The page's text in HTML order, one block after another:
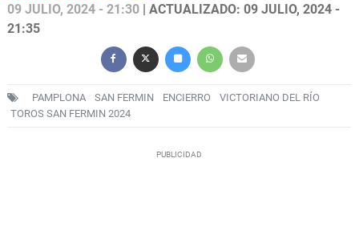
09 JULIO, 2024 - 21:30 | ACTUALIZADO: 09 JULIO, 2024 -
21:35
PAMPLONA SAN FERMIN ENCIERRO
VICTORIANO DEL RÍO
TOROS SAN FERMIN 2024